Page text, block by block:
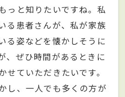
っと知りたいですね。私
る患者さんが、私が家族
る姿などを懐かしそうに
、ぜひ時間があるときに
せていただきたいです。
し、一人でも多くの方が